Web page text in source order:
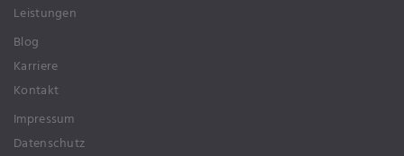
Leistungen
Blog
Karriere
Kontakt
Impressum
Datenschutz